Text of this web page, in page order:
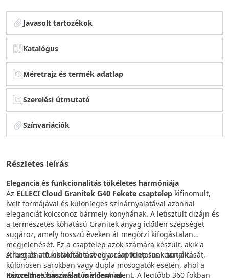
Javasolt tartozékok
Katalógus
Méretrajz és termék adatlap
Szerelési útmutató
Színvariációk
Részletes leírás
Elegancia és funkcionalitás tökéletes harmóniája
Az ELLECI Cloud Granitek G40 Fekete csaptelep kifinomult,
ívelt formájával és különleges színárnyalatával azonnal
eleganciát kölcsönöz bármely konyhának. A letisztult dizájn és
a természetes kőhatású Granitek anyag időtlen szépséget
sugároz, amely hosszú éveken át megőrzi kifogástalan
megjelenését. Ez a csaptelep azok számára készült, akik a
stílust és a funkcionalitást egyaránt fontosnak tartják.
Kényelmes használat mindennap
A forgatható kialakítás növeli a csaptelep funkcionalitását,
különösen sarokban vagy dupla mosogatók esetén, ahol a
mozgathatóság jelentős előnyt jelent. A legtöbb 360 fokban